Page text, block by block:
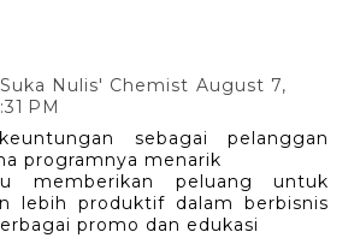
Nulis' Chemist August 7,
PM
sebagai pelanggan
programnya menarik
memberikan peluang untuk
lebih produktif dalam berbisnis
promo dan edukasi